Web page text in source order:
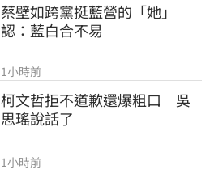
蔡壁如跨黨挺藍營的「她」
認：藍白合不易
1小時前
柯文哲拒不道歉還爆粗口　吳
思瑤說話了
1小時前